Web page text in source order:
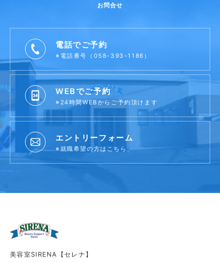
お問合せ
電話でご予約
※電話番号（058-393-1186）
WEBでご予約
※24時間WEBからご予約頂けます
エントリーフォーム
※就職希望の方はこちら
美容室SIRENA【セレナ】